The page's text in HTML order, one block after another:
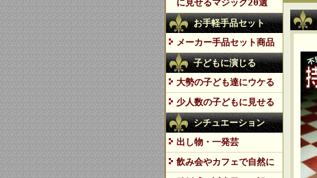
に見せるマジック20選
お手軽手品セット
メーカー手品セット商品
子どもに演じる
大勢の子ども達にウケる
少人数の子どもに見せる
シチュエーション
出し物・一発芸
飲み会やカフェで自然に